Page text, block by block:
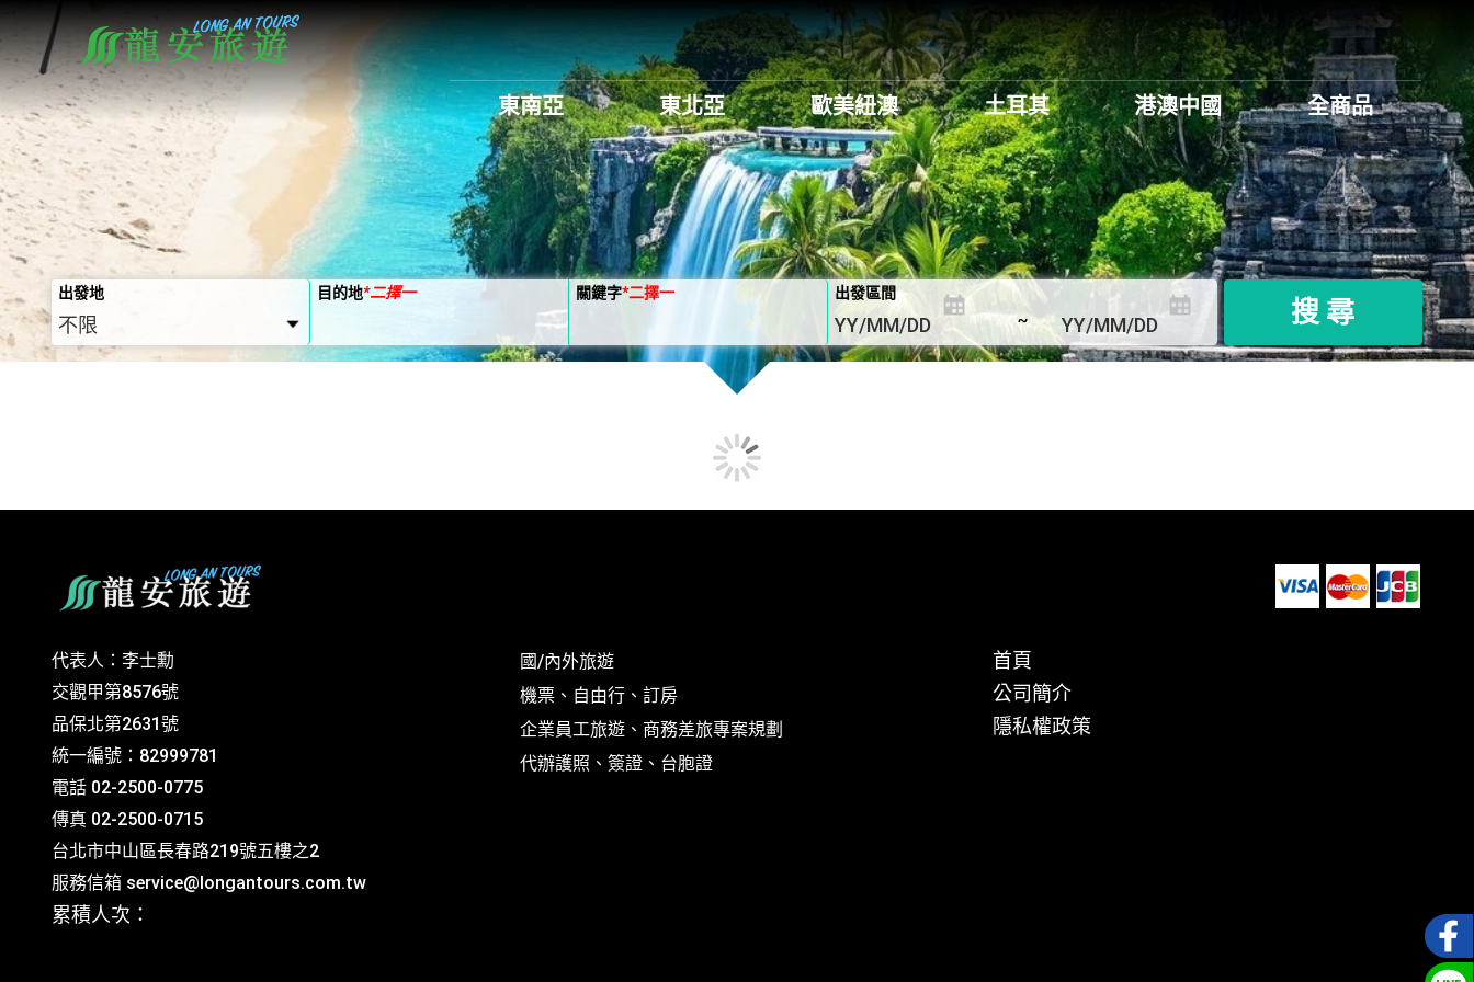
全商品
港澳中國
土耳其
歐美紐澳
東北亞
東南亞
出發地 目的地*二擇一 關鍵字*二擇一
出發區間
~
搜 尋
代表人：李士勳
交觀甲第8576號
品保北第2631號
統一編號：82999781
電話 02-2500-0775
傳真 02-2500-0715
台北市中山區長春路219號五樓之2
服務信箱 service@longantours.com.tw
累積人次：
國/內外旅遊
機票、自由行、訂房
企業員工旅遊、商務差旅專案規劃
代辦護照、簽證、台胞證
首頁
公司簡介
隱私權政策